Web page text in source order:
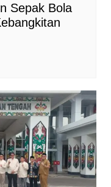
Sepak Bola